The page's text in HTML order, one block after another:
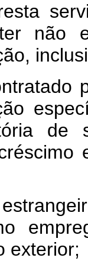
não
exterior;